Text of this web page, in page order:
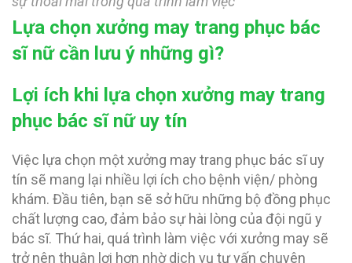
Lựa chọn xưởng may trang phục bác
sĩ nữ cần lưu ý những gì?
Lợi ích khi lựa chọn xưởng may trang
phục bác sĩ nữ uy tín
Việc lựa chọn một xưởng may trang phục bác sĩ uy
tín sẽ mang lại nhiều lợi ích cho bệnh viện/ phòng
khám. Đầu tiên, bạn sẽ sở hữu những bộ đồng phục
chất lượng cao, đảm bảo sự hài lòng của đội ngũ y
bác sĩ. Thứ hai, quá trình làm việc với xưởng may sẽ
trở nên thuận lợi hơn nhờ dịch vụ tư vấn chuyên